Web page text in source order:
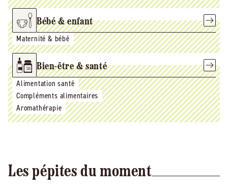
Bébé & enfant
Maternité & bébé
Bien-être & santé
Alimentation santé
Compléments alimentaires
Aromathérapie
Les pépites du moment